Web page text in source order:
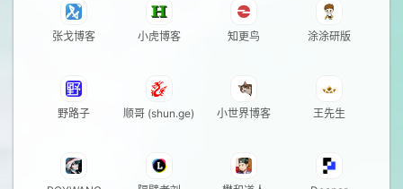
张戈博客 小虎博客 知更鸟 涂涂研版
野路子 顺哥 (shun.ge) 小世界博客 王先生